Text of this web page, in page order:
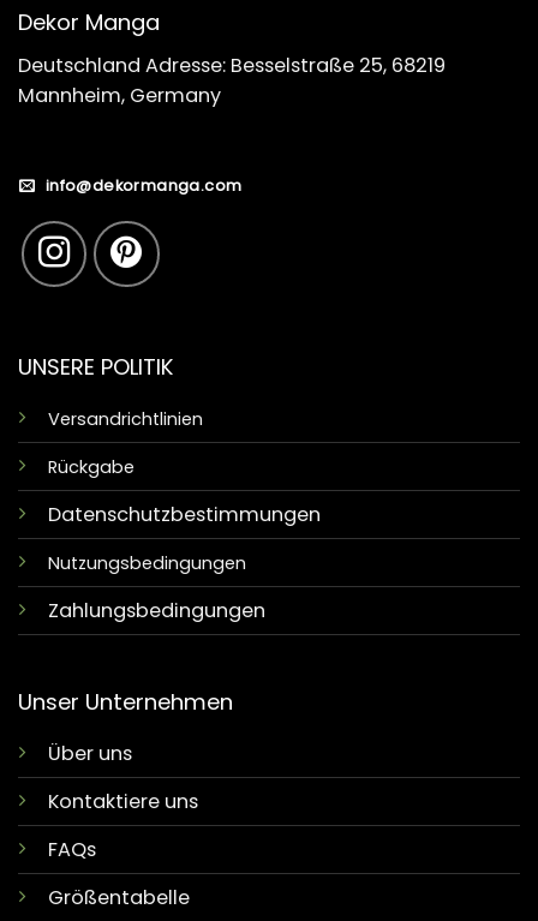
Dekor Manga
Deutschland Adresse: Besselstraße 25, 68219
Mannheim, Germany
info@dekormanga.com
UNSERE POLITIK
Versandrichtlinien
Rückgabe
Datenschutzbestimmungen
Nutzungsbedingungen
Zahlungsbedingungen
Unser Unternehmen
Über uns
Kontaktiere uns
FAQs
Größentabelle